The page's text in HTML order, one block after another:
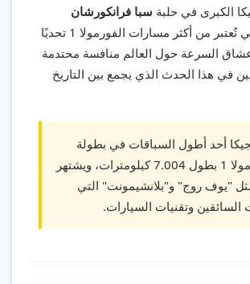
الكبرى في حلبة سبا فرانكورشان
الأسطورية، التي تُعتبر من أكثر مسارات الفورمولا 1 تحديًا
عشاق السرعة حول العالم منافسة محتدمة
في هذا الحدث الذي يجمع بين التاريخ
أحد أطول السباقات في بطولة
العالم للفورمولا 1 بطول 7.004 كيلومترات، ويشتهر
"يوف روج" و"بلانشيمونت" التي
السائقين وتقنيات السيارات.